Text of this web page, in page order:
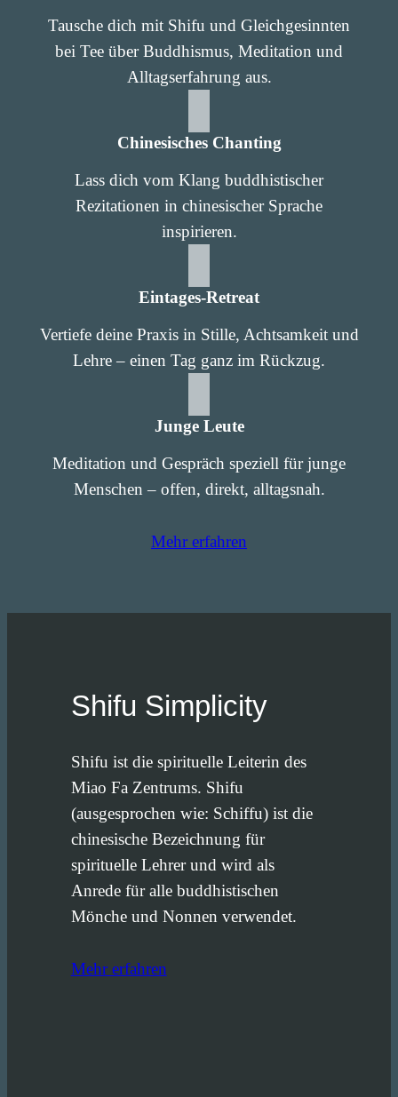
Tausche dich mit Shifu und Gleichgesinnten
bei Tee über Buddhismus, Meditation und
Alltagserfahrung aus.
Chinesisches Chanting
Lass dich vom Klang buddhistischer
Rezitationen in chinesischer Sprache
inspirieren.
Eintages-Retreat
Vertiefe deine Praxis in Stille, Achtsamkeit und
Lehre – einen Tag ganz im Rückzug.
Junge Leute
Meditation und Gespräch speziell für junge
Menschen – offen, direkt, alltagsnah.
Mehr erfahren
Shifu Simplicity
Shifu ist die spirituelle Leiterin des
Miao Fa Zentrums. Shifu
(ausgesprochen wie: Schiffu) ist die
chinesische Bezeichnung für
spirituelle Lehrer und wird als
Anrede für alle buddhistischen
Mönche und Nonnen verwendet.
Mehr erfahren